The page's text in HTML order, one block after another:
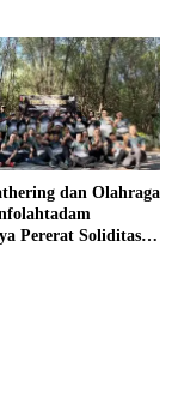
dan Olahraga
Pererat Soliditas